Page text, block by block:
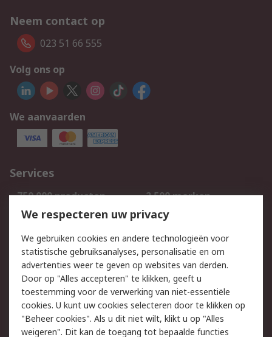
Neem contact op
023 51 66 555
Volg ons op
We aanvaarden
Services
750.000 producten
2.500 merken
Bestellen
Inkoopoplossingen
Track & Trace
Wettelijk
Cookiebeleid
Email veiligheid
Privacybeleid
Websitevoorwaarden
We respecteren uw privacy
We gebruiken cookies en andere technologieën voor
statistische gebruiksanalyses, personalisatie en om
advertenties weer te geven op websites van derden.
Door op "Alles accepteren" te klikken, geeft u
toestemming voor de verwerking van niet-essentiële
cookies. U kunt uw cookies selecteren door te klikken op
"Beheer cookies". Als u dit niet wilt, klikt u op "Alles
weigeren". Dit kan de toegang tot bepaalde functies